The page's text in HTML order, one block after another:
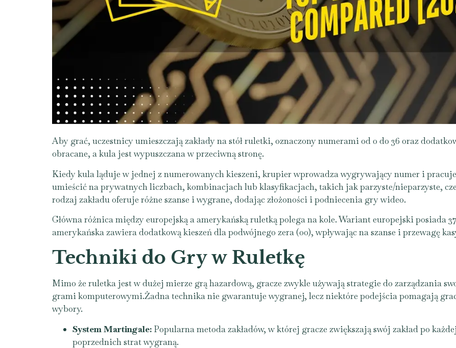
Aby grać, uczestnicy umieszczają zakłady na stół ruletki, oznaczony numerami od 0 do 36 oraz
obracane, a kula jest wypuszczana w przeciwną stronę.
Kiedy kula ląduje w jednej z numerowanych kieszeni, krupier wprowadza wygrywający numer i
umieścić na prywatnych liczbach, kombinacjach lub klasyfikacjach, takich jak parzyste/nieparzyste,
rodzaj zakładu oferuje różne szanse i wygrane, dodając złożoności i podniecenia gry wideo.
Główna różnica między europejską a amerykańską ruletką polega na kole. Wariant europejski posiada
amerykańska zawiera dodatkową kieszeń dla podwójnego zera (00), wpływając na szanse i przewagę
Techniki do Gry w Ruletkę
Mimo że ruletka jest w dużej mierze grą hazardową, gracze zwykle używają strategie do zarządzania
grami komputerowymi.Żadna technika nie gwarantuje wygranej, lecz niektóre podejścia pomagają
wybory.
System Martingale: Popularna metoda zakładów, w której gracze zwiększają swój zakład po
poprzednich strat wygraną.